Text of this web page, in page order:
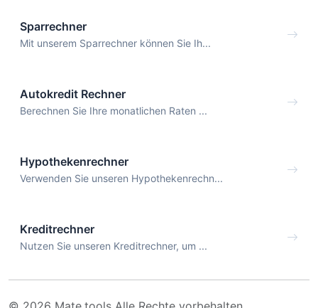
Sparrechner
Mit unserem Sparrechner können Sie Ih...
Autokredit Rechner
Berechnen Sie Ihre monatlichen Raten ...
Hypothekenrechner
Verwenden Sie unseren Hypothekenrechn...
Kreditrechner
Nutzen Sie unseren Kreditrechner, um ...